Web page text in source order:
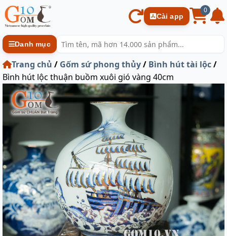
Cài app
0
Danh mục
Trang chủ / Gốm sứ phong thủy/ Bình hút tài lộc/
Bình hút lộc thuận buồm xuôi gió vàng 40cm